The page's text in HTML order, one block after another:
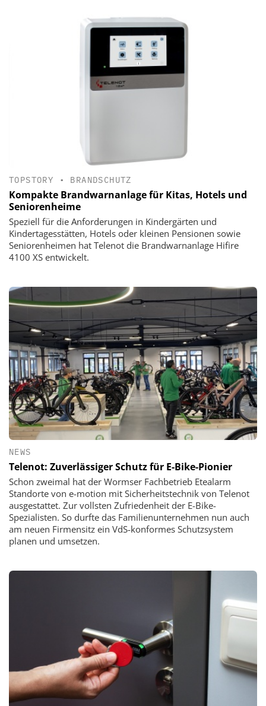
TOPSTORY • BRANDSCHUTZ
Kompakte Brandwarnanlage für Kitas, Hotels und
Seniorenheime
Speziell für die Anforderungen in Kindergärten und
Kindertagesstätten, Hotels oder kleinen Pensionen sowie
Seniorenheimen hat Telenot die Brandwarnanlage Hifire
4100 XS entwickelt.
NEWS
Telenot: Zuverlässiger Schutz für E-Bike-Pionier
Schon zweimal hat der Wormser Fachbetrieb Etealarm
Standorte von e-motion mit Sicherheitstechnik von Telenot
ausgestattet. Zur vollsten Zufriedenheit der E-Bike-
Spezialisten. So durfte das Familienunternehmen nun auch
am neuen Firmensitz ein VdS-konformes Schutzsystem
planen und umsetzen.